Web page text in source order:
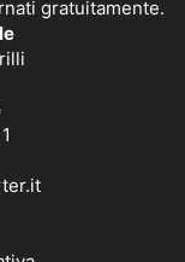
gratuitamente.